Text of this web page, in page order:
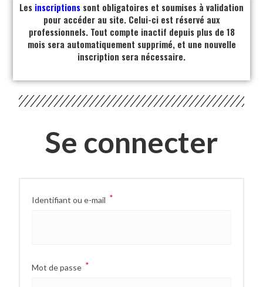
Les inscriptions sont obligatoires et soumises à validation
pour accéder au site. Celui-ci est réservé aux
professionnels. Tout compte inactif depuis plus de 18
mois sera automatiquement supprimé, et une nouvelle
inscription sera nécessaire.
Se connecter
Identifiant ou e-mail *
Mot de passe *